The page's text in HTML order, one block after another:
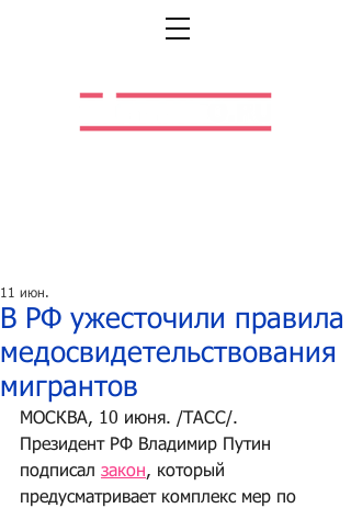
В РФ ужесточили правила
медосвидетельствования
мигрантов
11 июн.
МОСКВА, 10 июня. /ТАСС/.
Президент РФ Владимир Путин
подписал закон, который
предусматривает комплекс мер по